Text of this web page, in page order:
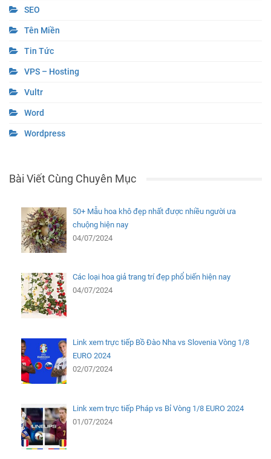
SEO
Tên Miền
Tin Tức
VPS – Hosting
Vultr
Word
Wordpress
Bài Viết Cùng Chuyên Mục
50+ Mẫu hoa khô đẹp nhất được nhiều người ưa
chuộng hiện nay
04/07/2024
Các loại hoa giả trang trí đẹp phổ biến hiện nay
04/07/2024
Link xem trực tiếp Bồ Đào Nha vs Slovenia Vòng 1/8
EURO 2024
02/07/2024
Link xem trực tiếp Pháp vs Bỉ Vòng 1/8 EURO 2024
01/07/2024